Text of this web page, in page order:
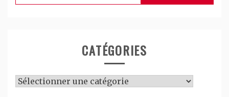
CATÉGORIES
Catégories